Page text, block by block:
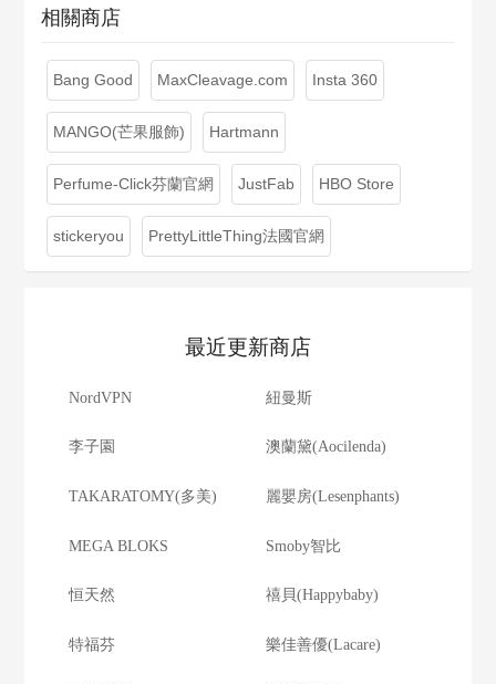
相關商店
Bang Good MaxCleavage.com Insta 360
MANGO(芒果服飾) Hartmann
Perfume-Click芬蘭官網 JustFab HBO Store
stickeryou PrettyLittleThing法國官網
最近更新商店
NordVPN 紐曼斯
李子園 澳蘭黛(Aocilenda)
TAKARATOMY(多美) 麗嬰房(Lesenphants)
MEGA BLOKS Smoby智比
恒天然 禧貝(Happybaby)
特福芬 樂佳善優(Lacare)